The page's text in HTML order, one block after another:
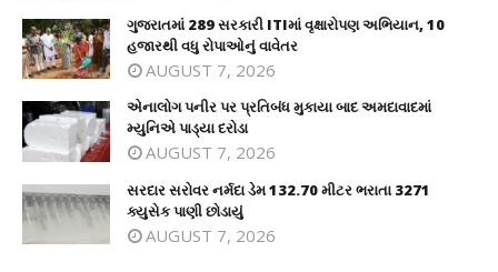
ગુજરાતમાં 289 સરકારી ITIમાં વૃક્ષારોપણ અભિયાન, 10
હજારથી વધુ રોપાઓનું વાવેતર
AUGUST 7, 2026
એનાલોગ પનીર પર પ્રતિબંધ મુકાયા બાદ અમદાવાદમાં
મ્યુનિએ પાડ્યા દરોડા
AUGUST 7, 2026
સરદાર સરોવર નર્મદા ડેમ 132.70 મીટર ભરાતા 3271
ક્યુસેક પાણી છોડાયું
AUGUST 7, 2026